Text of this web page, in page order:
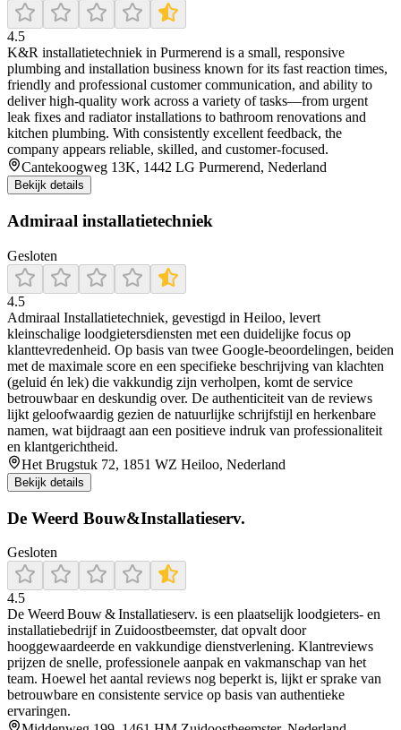
4.5
K&R installatietechniek in Purmerend is a small, responsive
plumbing and installation business known for its fast reaction times,
friendly and professional customer communication, and ability to
deliver high-quality work across a variety of tasks—from urgent
leak fixes and radiator installations to bathroom renovations and
kitchen plumbing. With consistently excellent feedback, the
company appears reliable, skilled, and customer-focused.
Cantekoogweg 13K, 1442 LG Purmerend, Nederland
Bekijk details
Admiraal installatietechniek
Gesloten
4.5
Admiraal Installatietechniek, gevestigd in Heiloo, levert
kleinschalige loodgietersdiensten met een duidelijke focus op
klanttevredenheid. Op basis van twee Google-beoordelingen, beiden
met de maximale score en een specifieke beschrijving van klachten
(geluid én lek) die vakkundig zijn verholpen, komt de service
betrouwbaar en deskundig over. De authenticiteit van de reviews
lijkt geloofwaardig gezien de natuurlijke schrijfstijl en herkenbare
namen, wat bijdraagt aan een positieve indruk van professionaliteit
en klantgerichtheid.
Het Brugstuk 72, 1851 WZ Heiloo, Nederland
Bekijk details
De Weerd Bouw&Installatieserv.
Gesloten
4.5
De Weerd Bouw & Installatieserv. is een plaatselijk loodgieters- en
installatiebedrijf in Zuidoostbeemster, dat opvalt door
hooggewaardeerde en vakkundige dienstverlening. Klantreviews
prijzen de snelle, professionele aanpak en vakmanschap van het
team. Hoewel het aantal reviews nog beperkt is, lijkt er sprake van
betrouwbare en consistente service op basis van authentieke
ervaringen.